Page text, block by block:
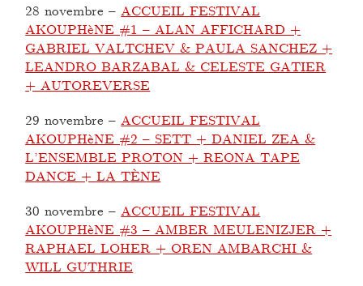
28 novembre –ACCUEIL FESTIVAL
AKOUPHèNE #1 – ALAN AFFICHARD +
GABRIEL VALTCHEV & PAULA SANCHEZ +
LEANDRO BARZABAL & CELESTE GATIER
+ AUTOREVERSE
29 novembre –ACCUEIL FESTIVAL
AKOUPHèNE #2 – SETT + DANIEL ZEA &
L’ENSEMBLE PROTON + REONA TAPE
DANCE + LA TÈNE
30 novembre –ACCUEIL FESTIVAL
AKOUPHèNE #3 – AMBER MEULENIZJER +
RAPHAEL LOHER + OREN AMBARCHI &
WILL GUTHRIE